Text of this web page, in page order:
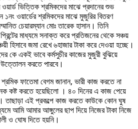
ওয়ার্ড ভিত্তিক শ্রমিকদের মাঝে প্রদানের শুভ
ওয়ার্ডের শ্রমিকদের মাঝে মুজুরির বিতরণ
চেয়ারম্যান মোঃ তারেক হাসান। তিনি
মাধ্যমে সনাক্ত করে প্রতিজনের থেকে সঞ্চয়
হিসাবে জমা রেখে ৬হাজার টাকা করে দেওয়া হচ্ছে।
কে একই ভাবে কর্মসুচীর কাজের মুজুরী বুঝিয়ে
উত্তোলন করতে পারবে।
ফাতেমা বেগম জানান, ভারী কাজ করতে না
কষ্ট করতে হয়েছিলো । ৪০ দিনের এ কাজ পেয়ে
তাছাড়া এই প্রকল্পে কাজ করতে কাউকে কোন ঘুষ
আমি আমার আঙ্গুলের ছাপ দিয়ে নিজের টাকা নিজে
ও ঘোষ দিতে হয়নি।